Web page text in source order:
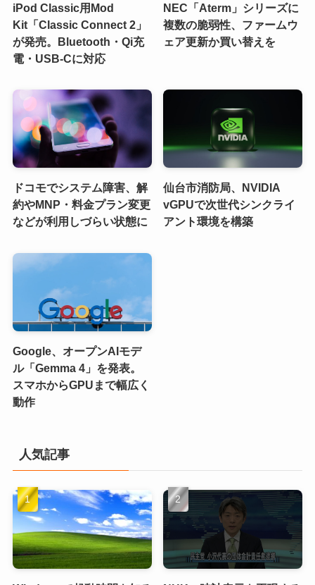
iPod Classic用Mod
Kit「Classic Connect 2」
が発売。Bluetooth・Qi充
電・USB-Cに対応
NEC「Aterm」シリーズに
複数の脆弱性、ファームウ
ェア更新か買い替えを
ドコモでシステム障害、解
約やMNP・料金プラン変更
などが利用しづらい状態に
仙台市消防局、NVIDIA
vGPUで次世代シンクライ
アント環境を構築
Google、オープンAIモデ
ル「Gemma 4」を発表。
スマホからGPUまで幅広く
動作
人気記事